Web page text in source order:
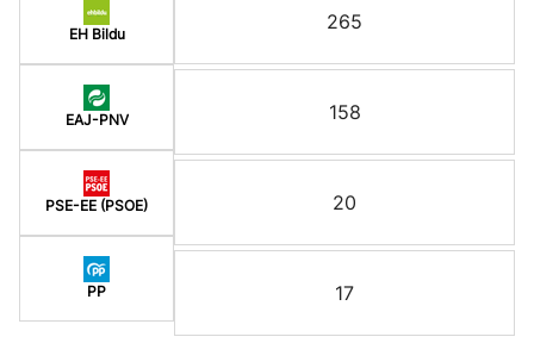
EH Bildu
EAJ-PNV
PSE-EE (PSOE)
PP
265
158
20
17